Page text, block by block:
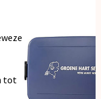
kwaliteit
tot